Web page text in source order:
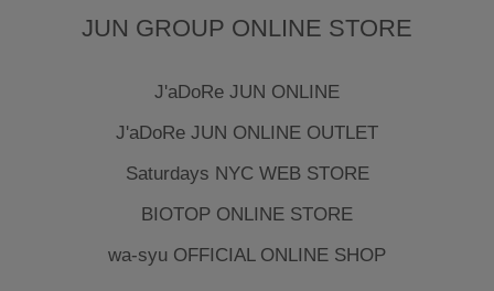
JUN GROUP ONLINE STORE
J'aDoRe JUN ONLINE
J'aDoRe JUN ONLINE OUTLET
Saturdays NYC WEB STORE
BIOTOP ONLINE STORE
wa-syu OFFICIAL ONLINE SHOP